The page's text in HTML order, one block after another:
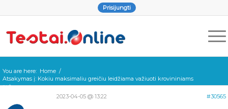
Prisijungti
You are here: Home /
Atsakymas į: Kokiu maksimaliu greičiu leidžiama važiuoti krovininiams
aut...
2023-04-05 @ 13:22
#30565